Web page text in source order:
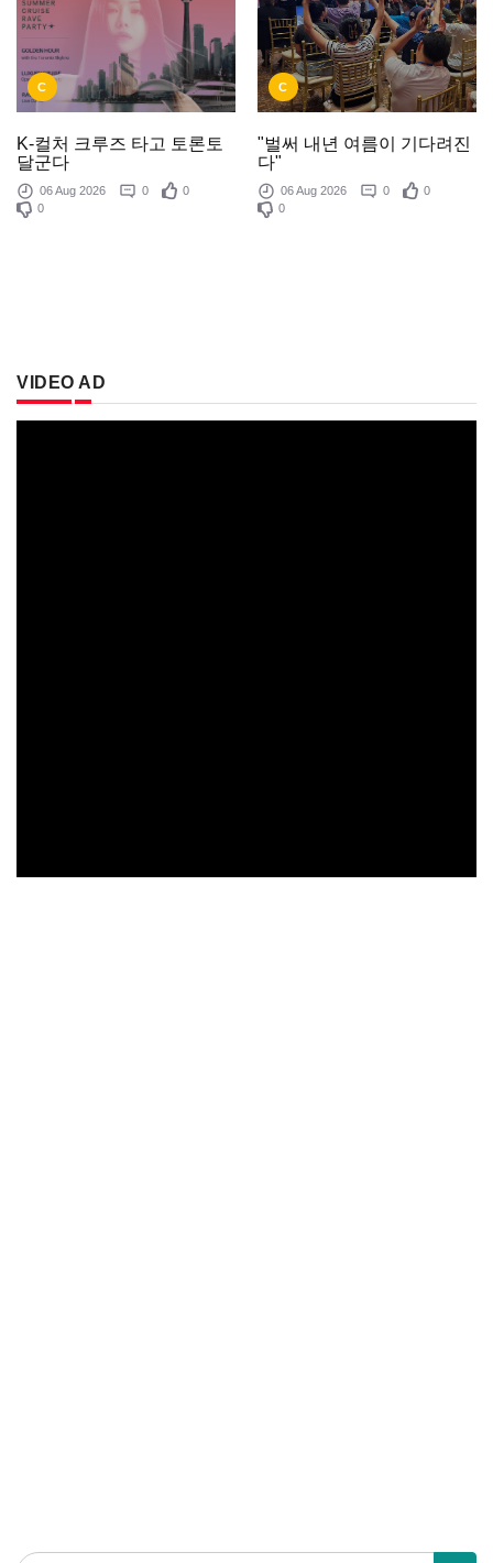
C
K-컬처 크루즈 타고 토론토
달군다
06 Aug 2026 0
0
0
C
"벌써 내년 여름이 기다려진
다"
06 Aug 2026 0
0
0
VIDEO AD